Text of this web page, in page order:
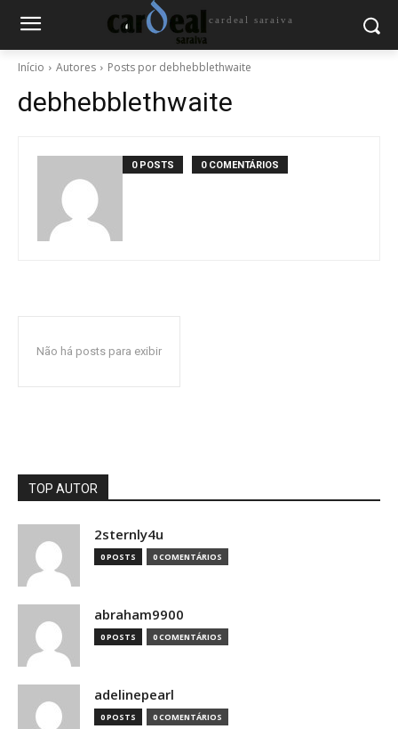
cardeal saraiva
Início Autores Posts por debhebblethwaite
debhebblethwaite
0 POSTS 0 COMENTÁRIOS
Não há posts para exibir
TOP AUTOR
2sternly4u
0 POSTS 0 COMENTÁRIOS
abraham9900
0 POSTS 0 COMENTÁRIOS
adelinepearl
0 POSTS 0 COMENTÁRIOS